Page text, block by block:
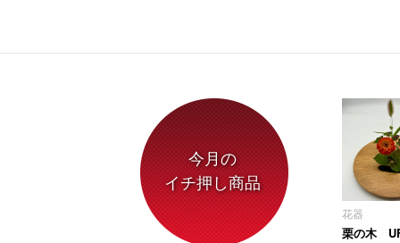
今月の
イチ押し商品
花器
栗の木